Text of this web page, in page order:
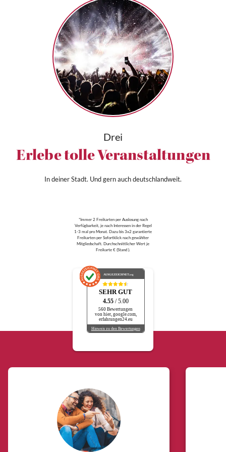
Drei
Erlebe tolle Veranstaltungen
In deiner Stadt. Und gern auch deutschlandweit.
*Immer 2 Freikarten per Auslosung nach
Verfügbarkeit, je nach Interessen in der Regel
1-3 mal pro Monat. Dazu bis 3x2 garantierte
Freikarten per Sofortklick nach gewählter
Mitgliedschaft. Durchschnittlicher Wert je
Freikarte € (Stand ).
AUSGEZEICHNET.org
SEHR GUT
4.55 / 5.00
560 Bewertungen
von hier, google.com,
erfahrungen24.eu
Hinweis zu den Bewertungen